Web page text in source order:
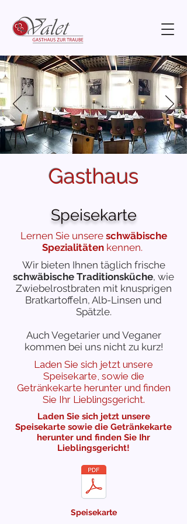
Gasthaus
Aktionen
Schwäbpas
Schwäbische Tapas
Genießen Sie geschmackvoll
schwäbischer Note.
Mini-Rostbraten mit Kräuterbutter
und Kartoffelrösti
Speisekarte
Lernen Sie unsere schwäbische
Spezialitäten kennen.
Wir bieten Ihnen täglich frische
schwäbische Traditionsküche, wie
Zwiebelrostbraten mit knusprigen
Bratkartoffeln, Alb-Linsen und
Spätzle.
Auch Vegetarier und Veganer
kommen bei uns nicht zu kurz!
Laden Sie sich jetzt unsere
Speisekarte, sowie die
Getränkekarte herunter und finden
Sie Ihr Lieblingsgericht.
Laden Sie sich jetzt unsere
Speisekarte sowie die Getränkekarte
herunter und finden Sie Ihr
Lieblingsgericht!
Speisekarte